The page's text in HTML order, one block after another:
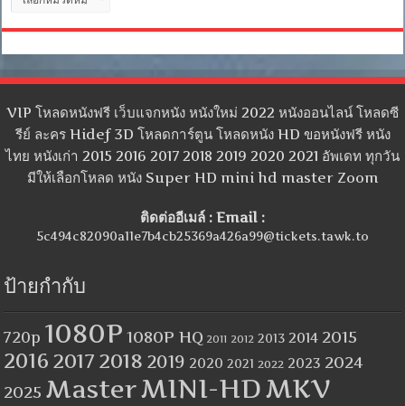
หมู่
VIP โหลดหนังฟรี เว็บแจกหนัง หนังใหม่ 2022 หนังออนไลน์ โหลดซี
รีย์ ละคร Hidef 3D โหลดการ์ตูน โหลดหนัง HD ขอหนังฟรี หนัง
ไทย หนังเก่า 2015 2016 2017 2018 2019 2020 2021 อัพเดท ทุกวัน
มีให้เลือกโหลด หนัง Super HD mini hd master Zoom
ติดต่ออีเมล์ : Email :
5c494c82090a11e7b4cb25369a426a99@tickets.tawk.to
ป้ายกำกับ
720p 1080P 1080P HQ 2011 2012 2013 2014 2015
2016 2017 2018 2019 2020 2021 2022 2023 2024
2025 MasterMINI-HDMKV